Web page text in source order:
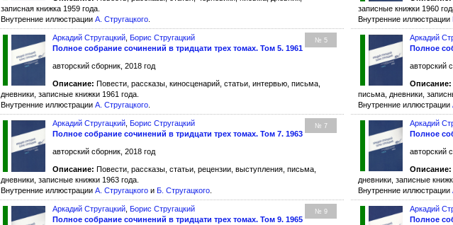
записная книжка 1959 года.
Внутренние иллюстрации А. Стругацкого
записные книжки 1960
Внутренние иллюстрации
№ 5
Аркадий Стругацкий
Борис Стругацкий
Полное собрание сочинений в тридцати трех томах. Том 5. 1961
авторский сборник, 2018 год
Описание: Повести, рассказы, киносценарий, статьи, интервью, письма,
дневники, записные книжки 1961 года.
Внутренние иллюстрации А. Стругацкого
Аркадий
Полное
авторский
Описание:
письма, дневники,
Внутренние иллюстрации
№ 7
Аркадий Стругацкий
Борис Стругацкий
Полное собрание сочинений в тридцати трех томах. Том 7. 1963
авторский сборник, 2018 год
Описание: Повести, рассказы, статьи, рецензии, выступления, письма,
дневники, записные книжки 1963 года.
Внутренние иллюстрации А. Стругацкого и Б. Стругацкого
Аркадий
Полное
авторский
Описание:
дневники, записные
Внутренние иллюстрации
№ 9
Аркадий Стругацкий
Борис Стругацкий
Полное собрание сочинений в тридцати трех томах. Том 9. 1965
Аркадий
Полное